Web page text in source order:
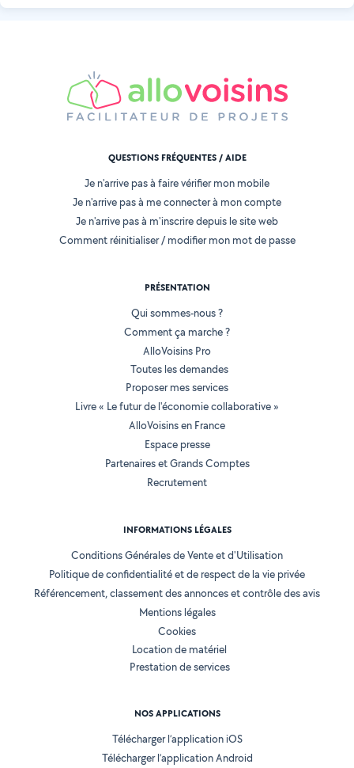
QUESTIONS FRÉQUENTES / AIDE
Je n'arrive pas à faire vérifier mon mobile
Je n'arrive pas à me connecter à mon compte
Je n'arrive pas à m'inscrire depuis le site web
Comment réinitialiser / modifier mon mot de passe
PRÉSENTATION
Qui sommes-nous ?
Comment ça marche ?
AlloVoisins Pro
Toutes les demandes
Proposer mes services
Livre « Le futur de l'économie collaborative »
AlloVoisins en France
Espace presse
Partenaires et Grands Comptes
Recrutement
INFORMATIONS LÉGALES
Conditions Générales de Vente et d'Utilisation
Politique de confidentialité et de respect de la vie privée
Référencement, classement des annonces et contrôle des avis
Mentions légales
Cookies
Location de matériel
Prestation de services
NOS APPLICATIONS
Télécharger l’application iOS
Télécharger l’application Android